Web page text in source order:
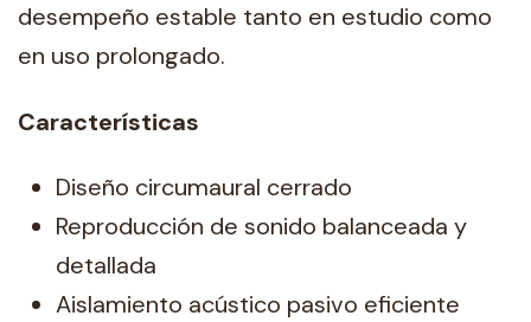
desempeño estable tanto en estudio como
en uso prolongado.
Características
Diseño circumaural cerrado
Reproducción de sonido balanceada y
detallada
Aislamiento acústico pasivo eficiente